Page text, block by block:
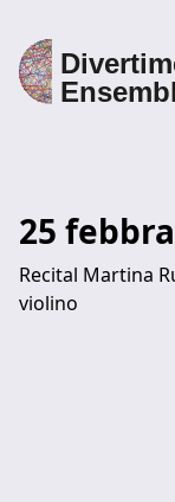
25
Recital Martina
violino